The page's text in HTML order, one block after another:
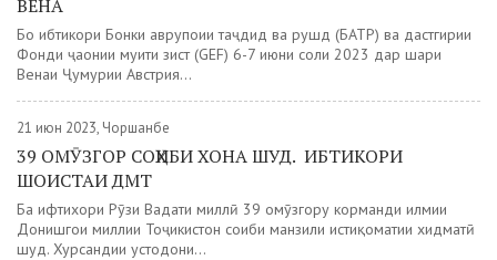
ВЕНА
Бо ибтикори Бонки аврупоии таҷдид ва рушд (БАТР) ва дастгирии
Фонди ҷаҳонии муҳити зист (GEF) 6-7 июни соли 2023 дар шаҳри
Венаи Ҷумҳурии Австрия...
21 июн 2023, Чоршанбе
39 ОМӮЗГОР СОҲИБИ ХОНА ШУД. ИБТИКОРИ
ШОИСТАИ ДМТ
Ба ифтихори Рӯзи Ваҳдати миллӣ 39 омӯзгору корманди илмии
Донишгоҳи миллии Тоҷикистон соҳиби манзили истиқоматии хидматӣ
шуд. Хурсандии устодони...